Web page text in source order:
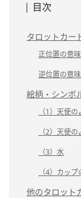
目次
タロットカー
正位置の意味
逆位置の意味
絵柄・シンボ
（1）天使
（2）天使
（3）水
（4）カッ
他のタロット